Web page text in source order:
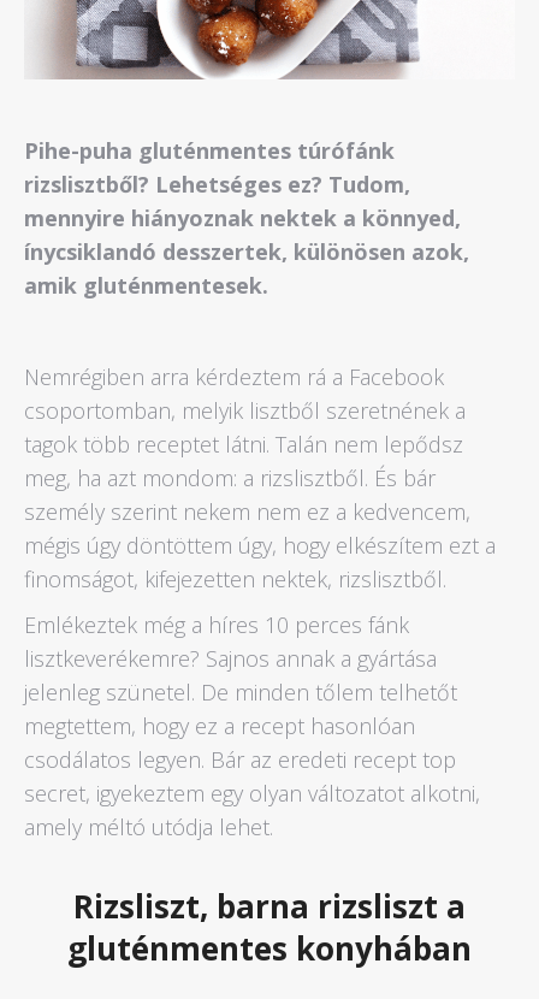
Pihe-puha gluténmentes túrófánk
rizslisztből? Lehetséges ez? Tudom,
mennyire hiányoznak nektek a könnyed,
ínycsiklandó desszertek, különösen azok,
amik gluténmentesek.
Nemrégiben arra kérdeztem rá a Facebook
csoportomban, melyik lisztből szeretnének a
tagok több receptet látni. Talán nem lepődsz
meg, ha azt mondom: a rizslisztből. És bár
személy szerint nekem nem ez a kedvencem,
mégis úgy döntöttem úgy, hogy elkészítem ezt a
finomságot, kifejezetten nektek, rizslisztből.
Emlékeztek még a híres 10 perces fánk
lisztkeverékemre? Sajnos annak a gyártása
jelenleg szünetel. De minden tőlem telhetőt
megtettem, hogy ez a recept hasonlóan
csodálatos legyen. Bár az eredeti recept top
secret, igyekeztem egy olyan változatot alkotni,
amely méltó utódja lehet.
Rizsliszt, barna rizsliszt a
gluténmentes konyhában